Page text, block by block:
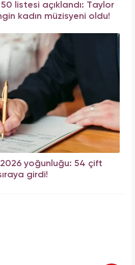
listesi açıklandı: Taylor
kadın müzisyeni oldu!
yoğunluğu: 54 çift
girdi!